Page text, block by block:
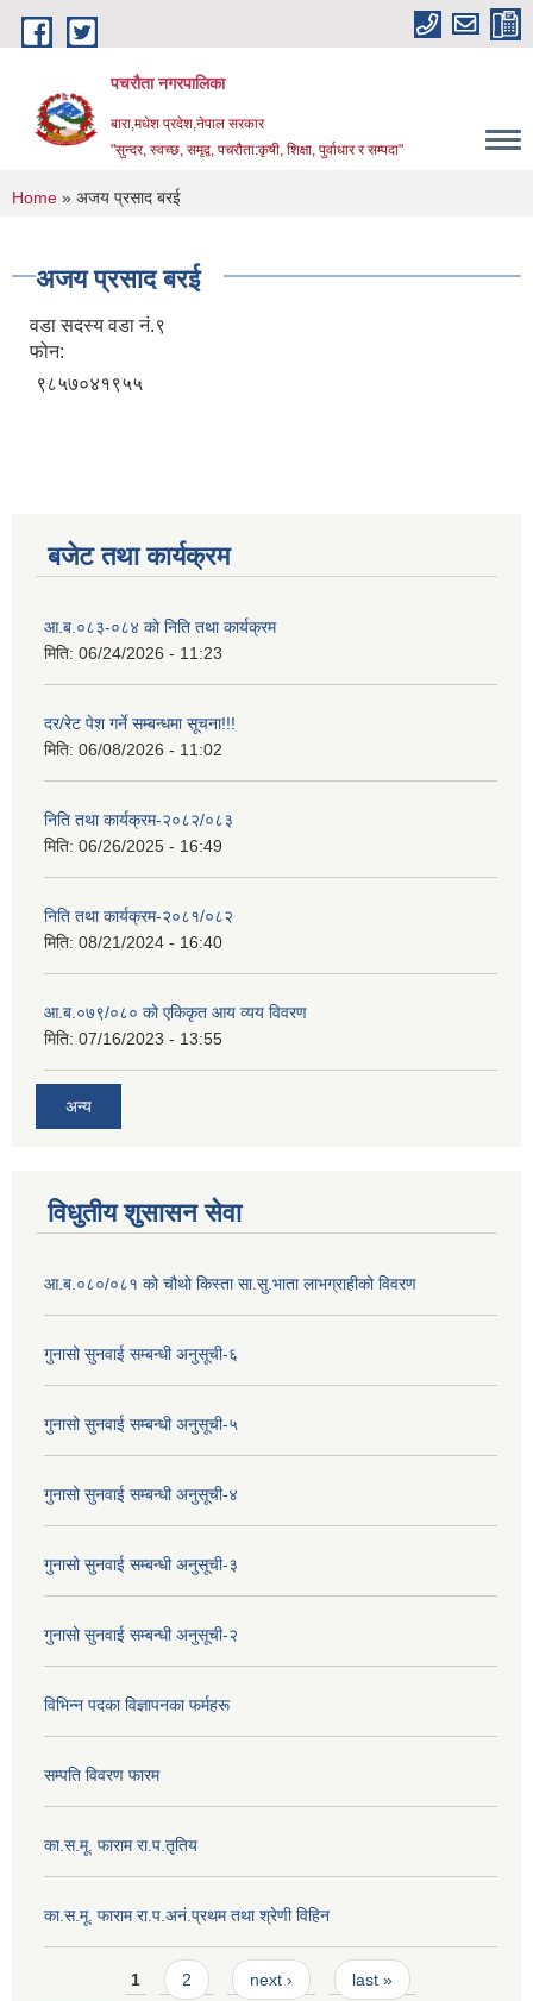
Skip to main content
पचरौता नगरपालिका
बारा,मधेश प्रदेश,नेपाल सरकार
"सुन्दर, स्वच्छ, समृद्व, पचरौता:कृषी, शिक्षा, पुर्वाधार र सम्पदा"
You are here
Home » अजय प्रसाद बरई
अजय प्रसाद बरई
वडा सदस्य वडा नं.९
फोन:
९८५७०४१९५५
बजेट तथा कार्यक्रम
आ.ब.०८३-०८४ काे निति तथा कार्यक्रम
मिति: 06/24/2026 - 11:23
दर/रेट पेश गर्ने सम्बन्धमा सूचना!!!
मिति: 06/08/2026 - 11:02
निति तथा कार्यक्रम-२०८२/०८३
मिति: 06/26/2025 - 16:49
निति तथा कार्यक्रम-२०८१/०८२
मिति: 08/21/2024 - 16:40
आ.ब.०७९/०८० को एकिकृत आय व्यय विवरण
मिति: 07/16/2023 - 13:55
अन्य
विधुतीय शुसासन सेवा
आ.ब.०८०/०८१ को चौथो किस्ता सा.सु.भाता लाभग्राहीको विवरण
गुनासो सुनवाई सम्बन्धी अनुसूची-६
गुनासो सुनवाई सम्बन्धी अनुसूची-५
गुनासो सुनवाई सम्बन्धी अनुसूची-४
गुनासो सुनवाई सम्बन्धी अनुसूची-३
गुनासो सुनवाई सम्बन्धी अनुसूची-२
विभिन्न पदका विज्ञापनका फर्महरू
सम्पति विवरण फारम
का.स.मू. फाराम रा.प.तृतिय
का.स.मू. फाराम रा.प.अनं.प्रथम तथा श्रेणी विहिन
Pages1 2 next › last »